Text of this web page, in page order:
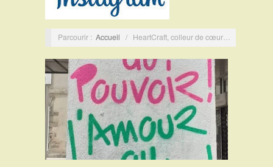
Parcourir : Accueil / HeartCraft, colleur de cœur…